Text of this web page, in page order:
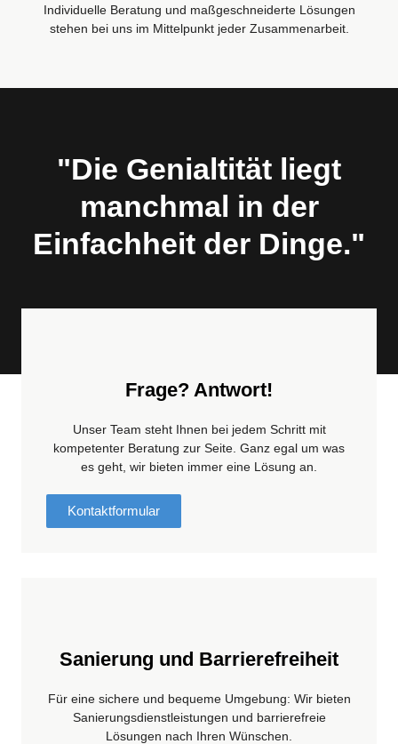
Individuelle Beratung und maßgeschneiderte Lösungen
stehen bei uns im Mittelpunkt jeder Zusammenarbeit.
"Die Genialtität liegt
manchmal in der
Einfachheit der Dinge."
Frage? Antwort!
Unser Team steht Ihnen bei jedem Schritt mit
kompetenter Beratung zur Seite. Ganz egal um was
es geht, wir bieten immer eine Lösung an.
Kontaktformular
Sanierung und Barrierefreiheit
Für eine sichere und bequeme Umgebung: Wir bieten
Sanierungsdienstleistungen und barrierefreie
Lösungen nach Ihren Wünschen.